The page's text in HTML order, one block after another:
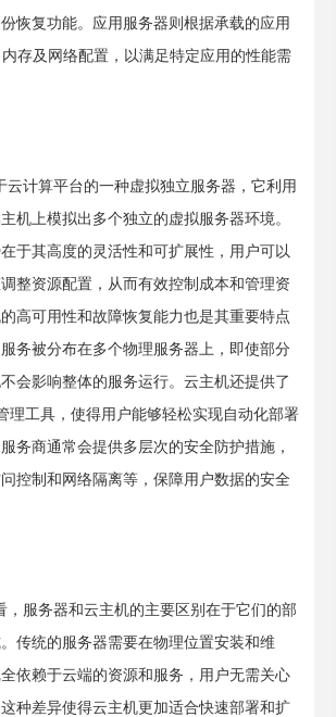
恢复功能。应用服务器则根据承载的应用
存及网络配置，以满足特定应用的性能需
云计算平台的一种虚拟独立服务器，它利用
机上模拟出多个独立的虚拟服务器环境。
于其高度的灵活性和可扩展性，用户可以
整资源配置，从而有效控制成本和管理资
高可用性和故障恢复能力也是其重要特点
务被分布在多个物理服务器上，即使部分
会影响整体的服务运行。云主机还提供了
理工具，使得用户能够轻松实现自动化部署
务商通常会提供多层次的安全防护措施，
控制和网络隔离等，保障用户数据的安全
，服务器和云主机的主要区别在于它们的部
传统的服务器需要在物理位置安装和维
依赖于云端的资源和服务，用户无需关心
种差异使得云主机更加适合快速部署和扩